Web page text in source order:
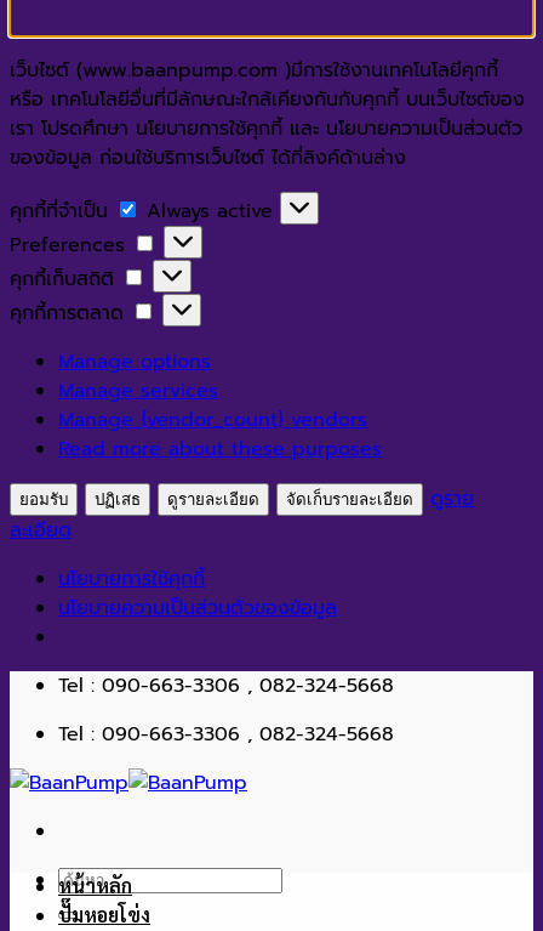
เว็บไซต์ (www.baanpump.com )มีการใช้งานเทคโนโลยีคุกกี้
หรือ เทคโนโลยีอื่นที่มีลักษณะใกล้เคียงกันกับคุกกี้ บนเว็บไซต์ของ
เรา โปรดศึกษา นโยบายการใช้คุกกี้ และ นโยบายความเป็นส่วนตัว
ของข้อมูล ก่อนใช้บริการเว็บไซต์ ได้ที่ลิงค์ด้านล่าง
คุกกี้ที่จำเป็น
คุกกี้
ที่
จำเป็น
Always active
Preferences
Preferences
คุกกี้เก็บสถิติ
คุกกี้
เก็บ
สถิติ
คุกกี้การตลาด
คุกกี้
การ
ตลาด
Manage options
Manage services
Manage {vendor_count} vendors
Read more about these purposes
ยอมรับ ปฏิเสธ ดูรายละเอียด จัดเก็บรายละเอียด
ดูราย
ละเอียด
นโยบายการใช้คุกกี้
นโยบายความเป็นส่วนตัวของข้อมูล
ข้าม
เนื้อหา
Tel : 090-663-3306 , 082-324-5668
Tel : 090-663-3306 , 082-324-5668
ค้นหา:
หน้าหลัก
ปั๊มหอยโข่ง